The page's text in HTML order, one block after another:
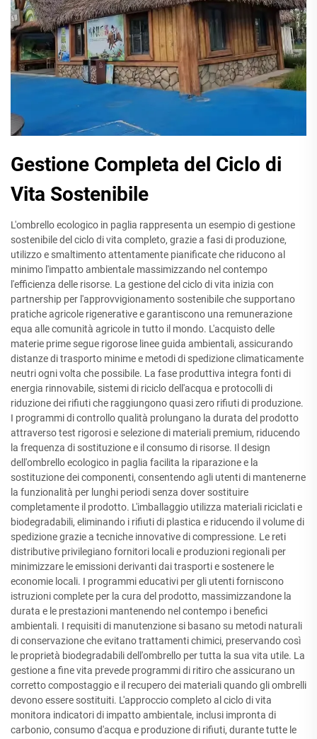
Gestione Completa del Ciclo di
Vita Sostenibile
L'ombrello ecologico in paglia rappresenta un esempio di gestione
sostenibile del ciclo di vita completo, grazie a fasi di produzione,
utilizzo e smaltimento attentamente pianificate che riducono al
minimo l'impatto ambientale massimizzando nel contempo
l'efficienza delle risorse. La gestione del ciclo di vita inizia con
partnership per l'approvvigionamento sostenibile che supportano
pratiche agricole rigenerative e garantiscono una remunerazione
equa alle comunità agricole in tutto il mondo. L'acquisto delle
materie prime segue rigorose linee guida ambientali, assicurando
distanze di trasporto minime e metodi di spedizione climaticamente
neutri ogni volta che possibile. La fase produttiva integra fonti di
energia rinnovabile, sistemi di riciclo dell'acqua e protocolli di
riduzione dei rifiuti che raggiungono quasi zero rifiuti di produzione.
I programmi di controllo qualità prolungano la durata del prodotto
attraverso test rigorosi e selezione di materiali premium, riducendo
la frequenza di sostituzione e il consumo di risorse. Il design
dell'ombrello ecologico in paglia facilita la riparazione e la
sostituzione dei componenti, consentendo agli utenti di mantenerne
la funzionalità per lunghi periodi senza dover sostituire
completamente il prodotto. L'imballaggio utilizza materiali riciclati e
biodegradabili, eliminando i rifiuti di plastica e riducendo il volume di
spedizione grazie a tecniche innovative di compressione. Le reti
distributive privilegiano fornitori locali e produzioni regionali per
minimizzare le emissioni derivanti dai trasporti e sostenere le
economie locali. I programmi educativi per gli utenti forniscono
istruzioni complete per la cura del prodotto, massimizzandone la
durata e le prestazioni mantenendo nel contempo i benefici
ambientali. I requisiti di manutenzione si basano su metodi naturali
di conservazione che evitano trattamenti chimici, preservando così
le proprietà biodegradabili dell'ombrello per tutta la sua vita utile. La
gestione a fine vita prevede programmi di ritiro che assicurano un
corretto compostaggio e il recupero dei materiali quando gli ombrelli
devono essere sostituiti. L'approccio completo al ciclo di vita
monitora indicatori di impatto ambientale, inclusi impronta di
carbonio, consumo d'acqua e produzione di rifiuti, durante tutte le